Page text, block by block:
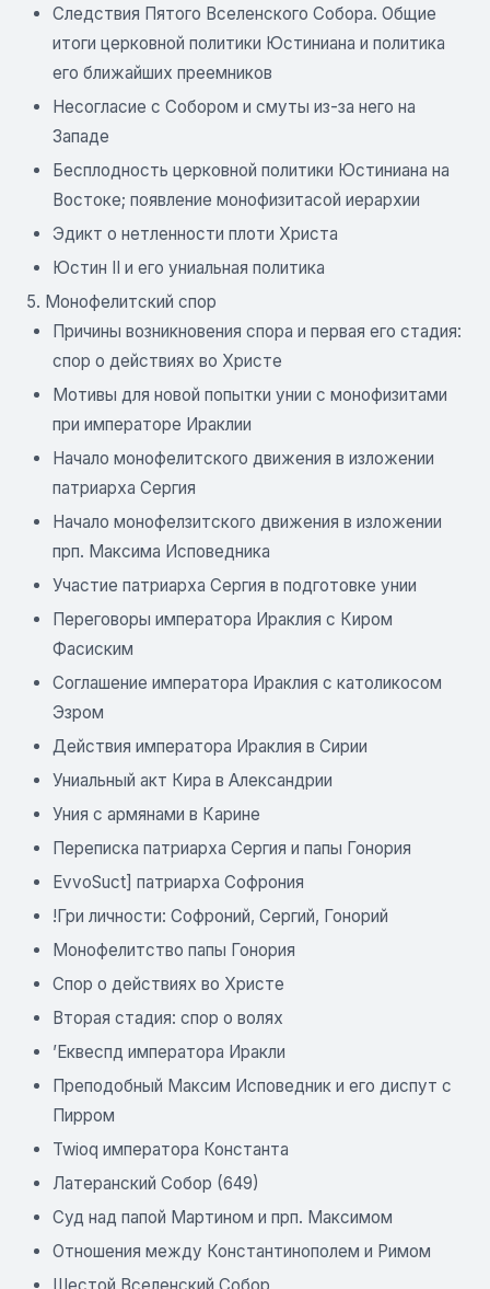
Следствия Пятого Вселенского Собора. Общие
итоги церковной политики Юстиниана и политика
его ближайших преемников
Несогласие с Собором и смуты из-за него на
Западе
Бесплодность церковной политики Юстиниана на
Востоке; появление монофизитасой иерархии
Эдикт о нетленности плоти Христа
Юстин II и его униальная политика
5. Монофелитский спор
Причины возникновения спора и первая его стадия:
спор о действиях во Христе
Мотивы для новой попытки унии с монофизитами
при императоре Ираклии
Начало монофелитского движения в изложении
патриарха Сергия
Начало монофелзитского движения в изложении
прп. Максима Исповедника
Участие патриарха Сергия в подготовке унии
Переговоры императора Ираклия с Киром
Фасиским
Соглашение императора Ираклия с католикосом
Эзром
Действия императора Ираклия в Сирии
Униальный акт Кира в Александрии
Уния с армянами в Карине
Переписка патриарха Сергия и папы Гонория
EvvoSuct] патриарха Софрония
!Гри личности: Софроний, Сергий, Гонорий
Монофелитство папы Гонория
Спор о действиях во Христе
Вторая стадия: спор о волях
’Еквеспд императора Иракли
Преподобный Максим Исповедник и его диспут с
Пирром
Twioq императора Константа
Латеранский Собор (649)
Суд над папой Мартином и прп. Максимом
Отношения между Константинополем и Римом